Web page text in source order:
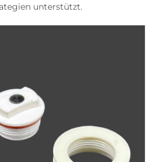
unterstützt.